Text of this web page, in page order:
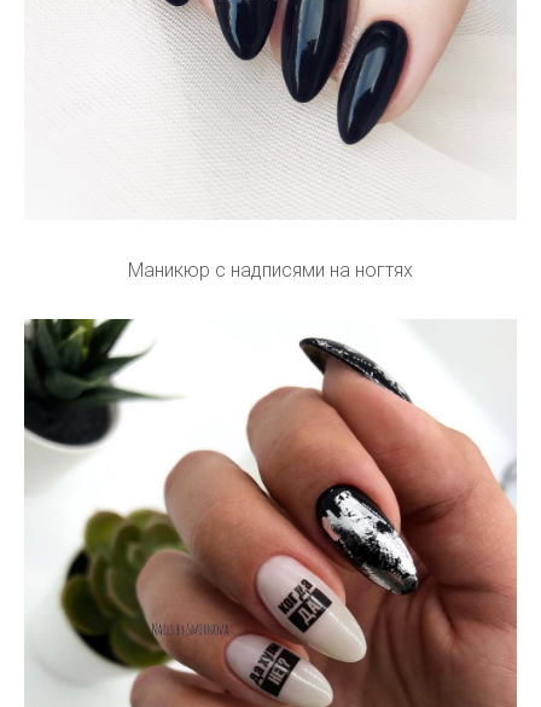
Маникюр с надписями на ногтях